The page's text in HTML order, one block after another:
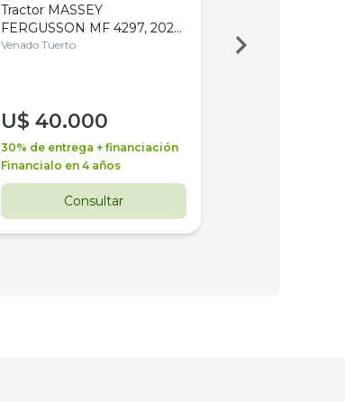
Tractor MASSEY
FERGUSSON MF 4297, 2020,
4WD, PATON
Venado Tuerto
U$ 40.000
30% de entrega + financiación
Financialo en 4 años
Consultar
Venado Tuerto